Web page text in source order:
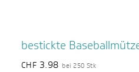
bestickte
CHF 3.98 bei 250 Stk